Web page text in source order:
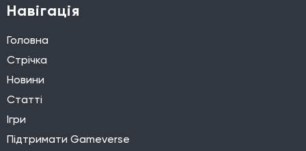
Навігація
Головна
Стрічка
Новини
Статті
Ігри
Підтримати Gameverse